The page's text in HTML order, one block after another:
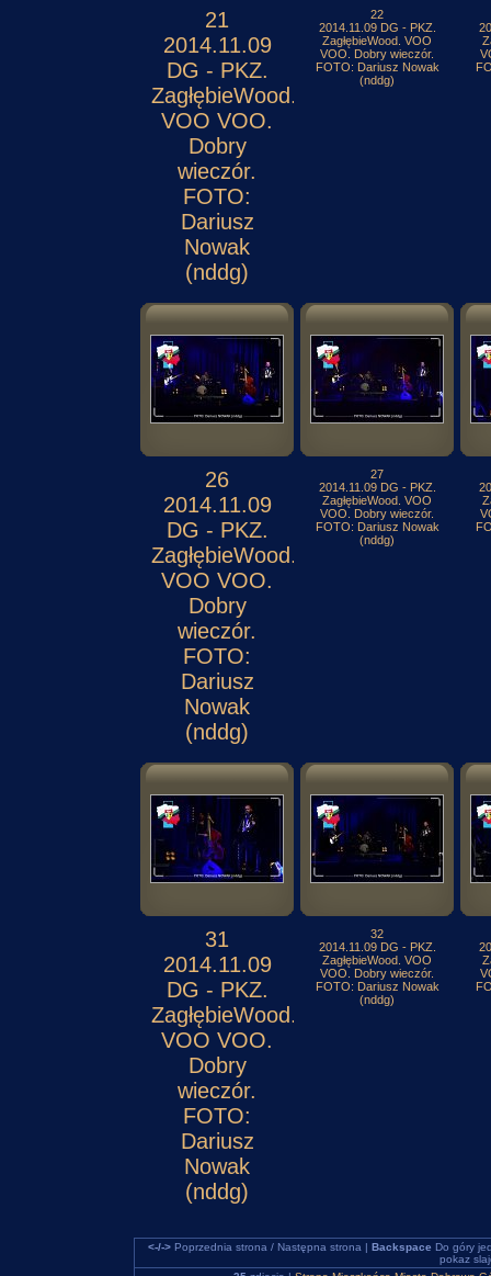
21
2014.11.09
DG - PKZ.
ZagłębieWood.
VOO VOO.
Dobry
wieczór.
FOTO:
Dariusz
Nowak
(nddg)
22
2014.11.09 DG - PKZ.
ZagłębieWood. VOO
VOO. Dobry wieczór.
FOTO: Dariusz Nowak
(nddg)
26
2014.11.09
DG - PKZ.
ZagłębieWood.
VOO VOO.
Dobry
wieczór.
FOTO:
Dariusz
Nowak
(nddg)
27
2014.11.09 DG - PKZ.
ZagłębieWood. VOO
VOO. Dobry wieczór.
FOTO: Dariusz Nowak
(nddg)
31
2014.11.09
DG - PKZ.
ZagłębieWood.
VOO VOO.
Dobry
wieczór.
FOTO:
Dariusz
Nowak
(nddg)
32
2014.11.09 DG - PKZ.
ZagłębieWood. VOO
VOO. Dobry wieczór.
FOTO: Dariusz Nowak
(nddg)
<-/->Poprzednia strona / Następna strona | Backspace Do góry
pokaz